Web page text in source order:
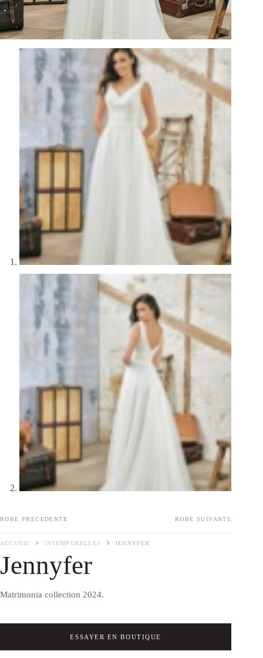
ROBE PRECEDENTE ROBE SUIVANTE
ACCUEIL INTEMPORELLES JENNYFER
Jennyfer
Matrimonia collection 2024.
ESSAYER EN BOUTIQUE